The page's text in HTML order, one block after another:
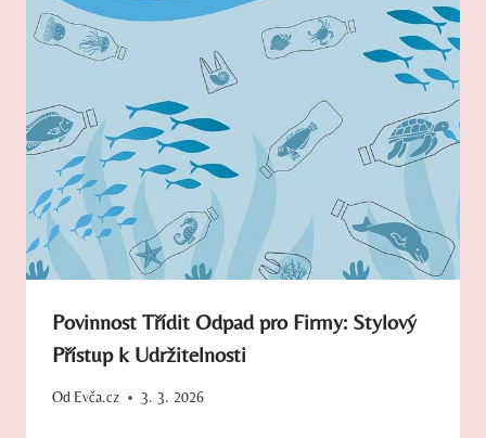
Povinnost Třídit Odpad pro Firmy: Stylový
Přístup k Udržitelnosti
Od Evča.cz 3. 3. 2026